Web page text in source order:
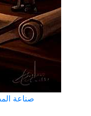
صناعة